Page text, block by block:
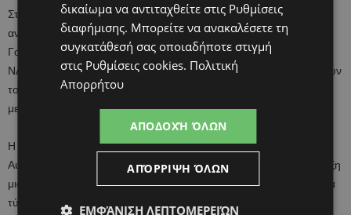
Στο αφιέρωμά του το περιοδικό Nature ξεχωρίζει και πέντε
ανθρώπους που αναμένεται να ξεχωρίσουν το 2026. Ο Ριντ
Γουάιζμαν και τα υπόλοιπα μέλη της αποστολής Artemis II της
NASA θα κάνουν ένα ταξίδι γύρω από τη Σελήνη, καθώς δοκιμάζουν
το διαστημόπλοιο Orion και προετοιμάζουν το έδαφος για
μελλοντικές αποστολές στην επιφάνεια της Σελήνης.
Η Τζορτζίνα Λονγκ, ογκολόγος στο Ινστιτούτο Μελανώματος της
Αυστραλίας του Πανεπιστημίου του Σίδνεϊ, βοήθησε στην ανάπτυξη
μιας ανοσοθεραπείας για έναν επιθετικό και δύσκολο στη θεραπεία
τύπο όγκου στον εγκέφαλο. Η θεραπεία μπαίνει τώρα σε κλινικές
δικαίωμα να αντιταχθείτε στις Ρυθμίσεις
διαφήμισης. Μπορείτε να ανακαλέσετε τη
συγκατάθεσή σας οποιαδήποτε στιγμή
στις Ρυθμίσεις cookies. Πολιτική
Απορρήτου
ΑΠΟΔΟΧΉ ΌΛΩΝ
ΑΠΌΡΡΙΨΗ ΌΛΩΝ
ΕΜΦΆΝΙΣΗ ΛΕΠΤΟΜΕΡΕΙΏΝ